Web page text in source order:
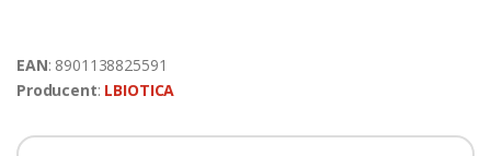
EAN: 8901138825591
Producent: LBIOTICA